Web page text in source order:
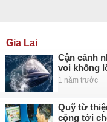
Gia Lai
Cận cảnh
voi khổng
1 năm trước
Quỹ từ
cộng tới